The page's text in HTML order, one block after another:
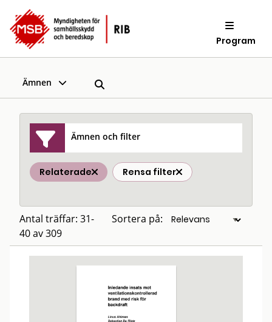
Program
Ämnen
Ämnen och filter
Relaterade Rensa filter
Antal träffar: 31-
40 av 309
Sortera på: